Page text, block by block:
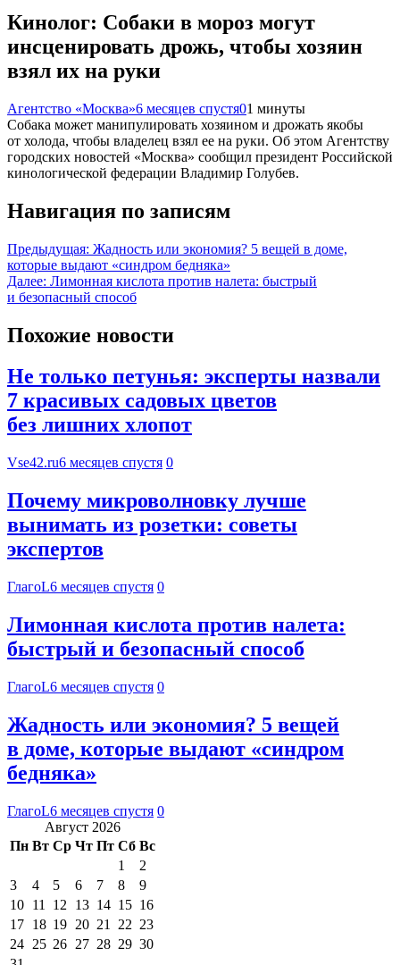
Кинолог: Собаки в мороз могут
инсценировать дрожь, чтобы хозяин
взял их на руки
Агентство «Москва»6 месяцев спустя01 минуты
Собака может манипулировать хозяином и дрожать якобы
от холода, чтобы владелец взял ее на руки. Об этом Агентству
городских новостей «Москва» сообщил президент Российской
кинологической федерации Владимир Голубев.
Навигация по записям
Предыдущая: Жадность или экономия? 5 вещей в доме,
которые выдают «синдром бедняка»
Далее: Лимонная кислота против налета: быстрый
и безопасный способ
Похожие новости
Не только петунья: эксперты назвали
7 красивых садовых цветов
без лишних хлопот
Vse42.ru6 месяцев спустя 0
Почему микроволновку лучше
вынимать из розетки: советы
экспертов
ГлагоL6 месяцев спустя 0
Лимонная кислота против налета:
быстрый и безопасный способ
ГлагоL6 месяцев спустя 0
Жадность или экономия? 5 вещей
в доме, которые выдают «синдром
бедняка»
ГлагоL6 месяцев спустя 0
Август 2026
Пн Вт Ср Чт Пт Сб Вс
1
2
3
4 5 6 7 8
9
10 11 12 13 14 15 16
17 18 19 20 21 22 23
24 25 26 27 28 29 30